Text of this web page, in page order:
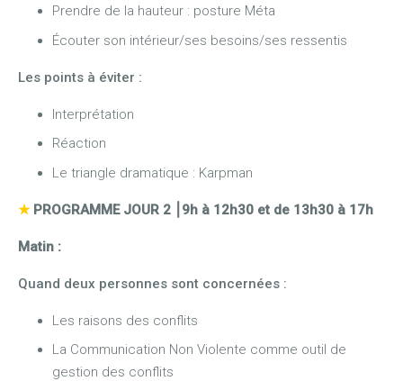
Prendre de la hauteur : posture Méta
Écouter son intérieur/ses besoins/ses ressentis
Les points à éviter :
Interprétation
Réaction
Le triangle dramatique : Karpman
★PROGRAMME JOUR 2 9h à 12h30 et de 13h30 à 17h
Matin :
Quand deux personnes sont concernées :
Les raisons des conflits
La Communication Non Violente comme outil de
gestion des conflits